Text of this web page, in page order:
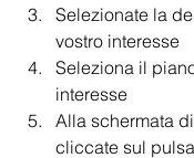
Selezionate la
vostro interesse
Seleziona il
interesse
Alla schermata
cliccate sul